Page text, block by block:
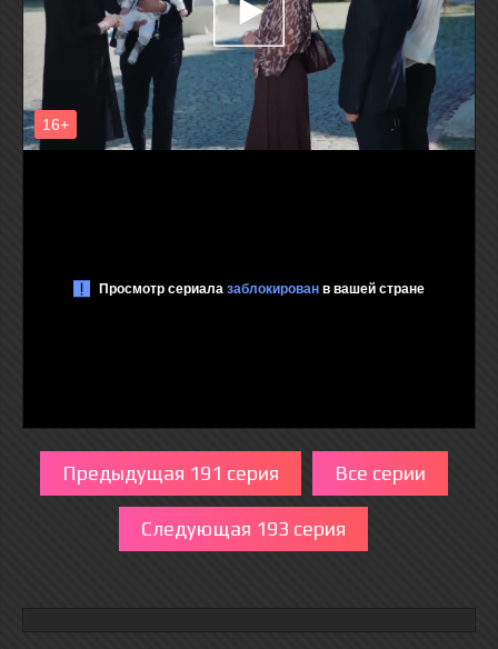
Предыдущая 191 серия Все серии
Следующая 193 серия